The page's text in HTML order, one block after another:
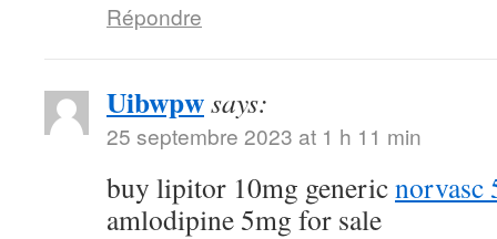
Répondre
Uibwpwsays:
25 septembre 2023 at 1 h 11 min
buy lipitor 10mg genericnorvasc
amlodipine 5mg for sale